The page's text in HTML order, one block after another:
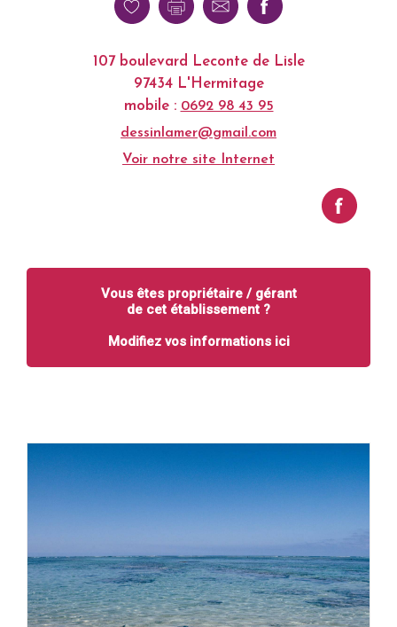
107 boulevard Leconte de Lisle
97434 L'Hermitage
mobile : 0692 98 43 95
dessinlamer@gmail.com
Voir notre site Internet
Vous êtes propriétaire / gérant
de cet établissement ?
Modifiez vos informations ici